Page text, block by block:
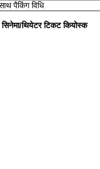
पैकिंग विधि
थियेटर टिकट कियोस्क